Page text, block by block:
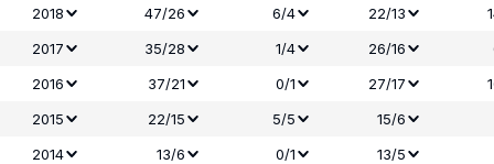
2018
47/26 6/4 22/13
2017
35/28 1/4 26/16
2016
37/21 0/1 27/17
2015
22/15 5/5 15/6
2014
13/6 0/1 13/5